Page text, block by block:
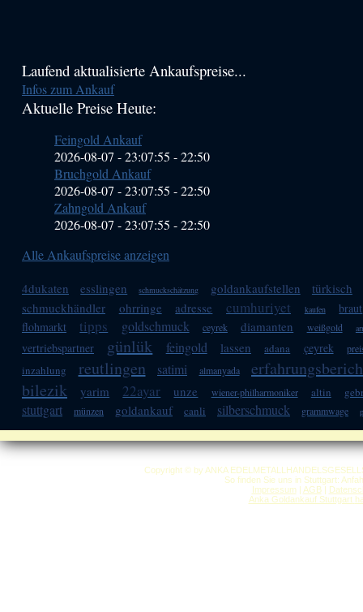
Haupt-
Sidebar
Laufend aktualisierte Ankaufspreise...
Infos zum Ankauf
Aktuelle Preise Heute:
Feingold Ankauf
2026-08-07 - 23:07:55 -22:50
Bruchgold Ankauf
2026-08-07 - 23:07:55 -22:50
Zahngold Ankauf
2026-08-07 - 23:07:55 -22:50
Alle Ankaufspreise anzeigen
4dukaten esslingen schmuckschätzung goldankaufstellen
türkisch
schmuckhändler
ohrringe adresse cumhuriyet kaufen
braut
flohmarkt
tipps goldschmuck ceyrek diamanten weißgold
vertriebspartner günlük feingold lassen adana çeyrek
inzahlung reutlingen satimi almanyada
bilezik
yarim 22ayar unze wiener-philharmoniker altin
stuttgart münzen goldankauf canli silberschmuck grammwage
Copyright © by ANKA
So finden Sie uns in Stuttgart:
Impressum| AGB|
Anka Goldankauf Stuttgart